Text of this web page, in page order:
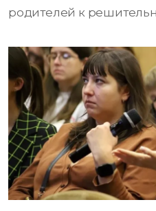
родителей к